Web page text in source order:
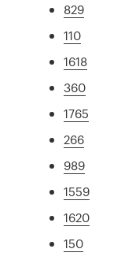
829
110
1618
360
1765
266
989
1559
1620
150